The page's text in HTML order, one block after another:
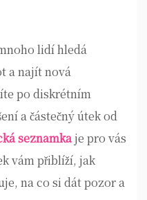
lidí hledá
a najít nová
po diskrétním
a částečný útek od
seznamkaje pro vás
vám přiblíží, jak
na co si dát pozor a